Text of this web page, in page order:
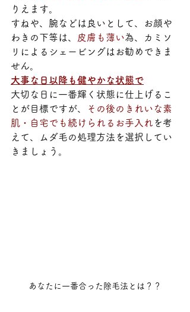
りえます。
すねや、腕などは良いとして、お顔や
わきの下等は、
皮膚も薄い為、カミソ
リによるシェービングはお勧めできま
せん。
大事な日以降も健やかな状態で
大切な日に一番輝く状態に仕上げるこ
とが目標ですが、
その後のきれいな素
肌・自宅でも続けられるお手入れ を考
えて、ムダ毛の処理方法を選択してい
きましょう。
あなたに一番合った除毛法とは？？